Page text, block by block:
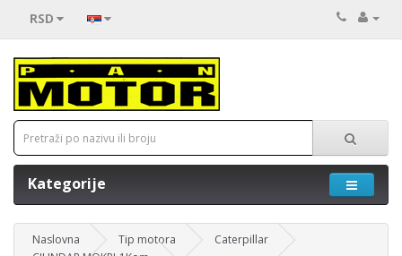
RSD
Kategorije
Naslovna Tip motora
Caterpillar